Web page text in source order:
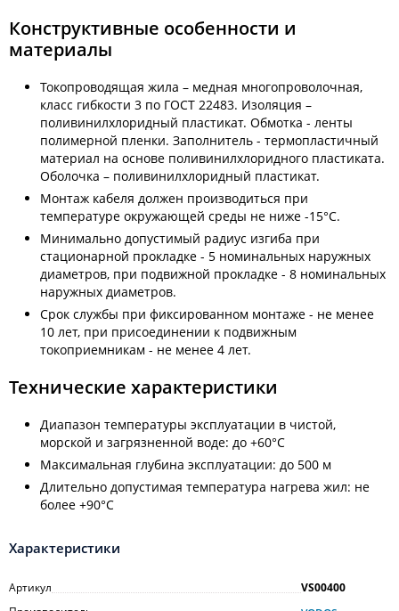
Конструктивные особенности и
материалы
Токопроводящая жила – медная многопроволочная,
класс гибкости 3 по ГОСТ 22483. Изоляция –
поливинилхлоридный пластикат. Обмотка - ленты
полимерной пленки. Заполнитель - термопластичный
материал на основе поливинилхлоридного пластиката.
Оболочка – поливинилхлоридный пластикат.
Монтаж кабеля должен производиться при
температуре окружающей среды не ниже -15°С.
Минимально допустимый радиус изгиба при
стационарной прокладке - 5 номинальных наружных
диаметров, при подвижной прокладке - 8 номинальных
наружных диаметров.
Срок службы при фиксированном монтаже - не менее
10 лет, при присоединении к подвижным
токоприемникам - не менее 4 лет.
Технические характеристики
Диапазон температуры эксплуатации в чистой,
морской и загрязненной воде: до +60°C
Максимальная глубина эксплуатации: до 500 м
Длительно допустимая температура нагрева жил: не
более +90°C
Характеристики
Артикул
VS00400